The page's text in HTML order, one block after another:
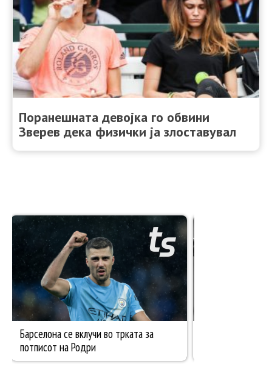
Поранешната девојка го обвини
Зверев дека физички ја злоставувал